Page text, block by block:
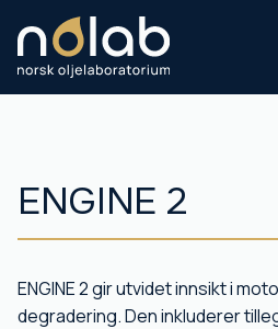
ENGINE 2
ENGINE 2 gir utvidet innsikt i
degradering. Den inkluderer